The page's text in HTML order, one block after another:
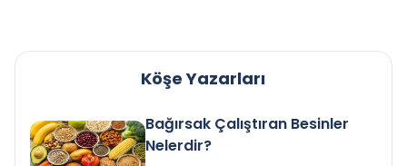
Köşe Yazarları
Bağırsak Çalıştıran Besinler
Nelerdir?